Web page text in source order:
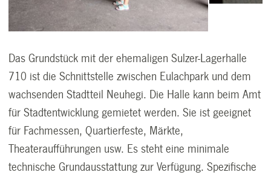
Das Grundstück mit der ehemaligen Sulzer-Lagerhalle
710 ist die Schnittstelle zwischen Eulachpark und dem
wachsenden Stadtteil Neuhegi. Die Halle kann beim Amt
für Stadtentwicklung gemietet werden. Sie ist geeignet
für Fachmessen, Quartierfeste, Märkte,
Theateraufführungen usw. Es steht eine minimale
technische Grundausstattung zur Verfügung. Spezifische